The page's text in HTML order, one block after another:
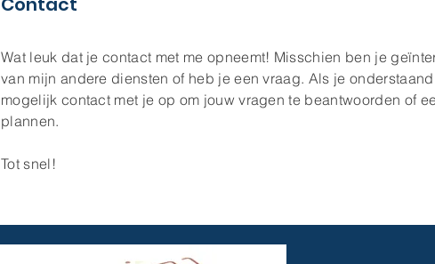
Wat leuk dat je contact met me opneemt! Misschien ben je
van mijn andere diensten of heb je een vraag. Als je
mogelijk contact met je op om jouw vragen te beantwoorden of
plannen.
Tot snel!